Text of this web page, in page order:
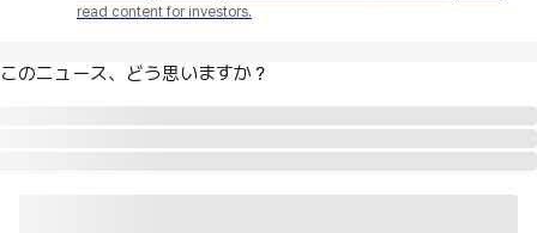
read content for investors.
このニュース、どう思いますか？